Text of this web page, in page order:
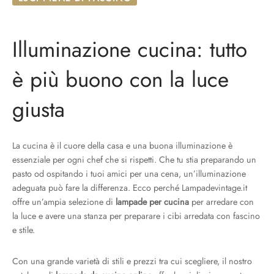
Illuminazione cucina: tutto
è più buono con la luce
giusta
La cucina è il cuore della casa e una buona illuminazione è
essenziale per ogni chef che si rispetti. Che tu stia preparando un
pasto od ospitando i tuoi amici per una cena, un’illuminazione
adeguata può fare la differenza. Ecco perché Lampadevintage.it
offre un’ampia selezione di lampade per cucina per arredare con
la luce e avere una stanza per preparare i cibi arredata con fascino
e stile.
Con una grande varietà di stili e prezzi tra cui scegliere, il nostro